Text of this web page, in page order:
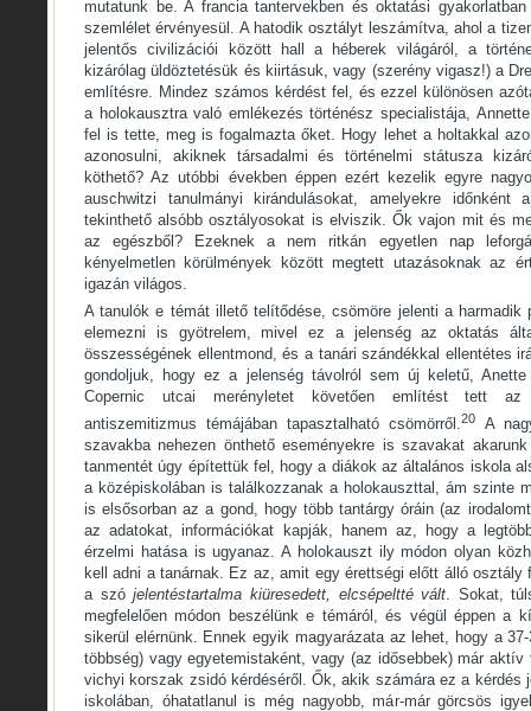
mutatunk be. A francia tantervekben és oktatási
szemlélet érvényesül. A hatodik osztályt leszámítva, ahol a
jelentős civilizációi között hall a héberek világáról, a
kizárólag üldöztetésük és kiirtásuk, vagy (szerény vigasz!) a
említésre. Mindez számos kérdést fel, és ezzel különösen
a holokausztra való emlékezés történész specialistája,
fel is tette, meg is fogalmazta őket. Hogy lehet a holtakkal
azonosulni, akiknek társadalmi és történelmi státusza
köthető? Az utóbbi években éppen ezért kezelik egyre
auschwitzi tanulmányi kirándulásokat, amelyekre időnként
tekinthető alsóbb osztályosokat is elviszik. Ők vajon mit és
az egészből? Ezeknek a nem ritkán egyetlen nap
kényelmetlen körülmények között megtett utazásoknak az
igazán világos.
A tanulók e témát illető telítődése, csömöre jelenti a harmadik
elemezni is gyötrelem, mivel ez a jelenség az oktatás
összességének ellentmond, és a tanári szándékkal ellentétes
gondoljuk, hogy ez a jelenség távolról sem új keletű,
Copernic utcai merényletet követően említést tett
antiszemitizmus témájában tapasztalható csömörről.20
A
szavakba nehezen önthető eseményekre is szavakat
tanmentét úgy építettük fel, hogy a diákok az általános iskola
a középiskolában is találkozzanak a holokauszttal, ám szinte
is elsősorban az a gond, hogy több tantárgy óráin (az
az adatokat, információkat kapják, hanem az, hogy a
érzelmi hatása is ugyanaz. A holokauszt ily módon olyan
kell adni a tanárnak. Ez az, amit egy érettségi előtt álló osztály
a szójelentéstartalma kiüresedett, elcsépeltté vált . Sokat,
megfelelően módon beszélünk e témáról, és végül éppen a
sikerül elérnünk. Ennek egyik magyarázata az lehet, hogy a
többség) vagy egyetemistaként, vagy (az idősebbek) már
vichyi korszak zsidó kérdéséről. Ők, akik számára ez a kérdés
iskolában, óhatatlanul is még nagyobb, már-már görcsös